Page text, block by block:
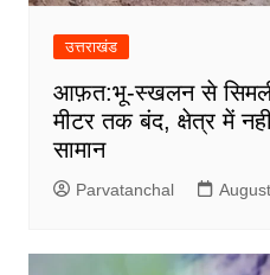
उत्तराखंड
आफ़त:भू-स्खलन से
मीटर तक बंद, क्षेत्र में
सामान
Parvatanchal